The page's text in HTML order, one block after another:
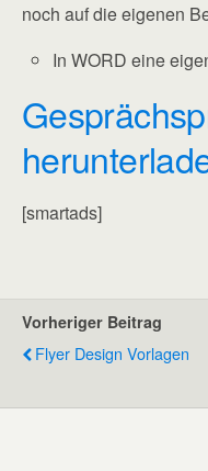
noch auf die eigenen
In WORD eine
[smartads]
Vorheriger Beitrag
Flyer Design Vorlagen